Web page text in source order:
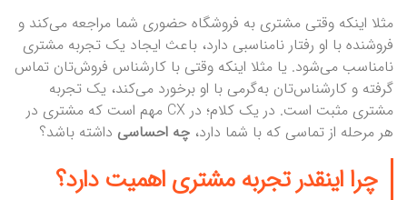
مثلا اینکه وقتی مشتری به فروشگاه حضوری شما مراجعه می‌کند و
فروشنده با او رفتار نامناسبی دارد، باعث ایجاد یک تجربه مشتری
نامناسب می‌شود. یا مثلا اینکه وقتی با کارشناس فروش‌تان تماس
گرفته و کارشناس‌تان به‌گرمی با او برخورد می‌کند، یک تجربه
مشتری مثبت است. در یک کلام؛ در CX مهم است که مشتری در
هر مرحله از تماسی که با شما دارد، چه احساسی داشته باشد؟
چرا اینقدر تجربه مشتری اهمیت دارد؟